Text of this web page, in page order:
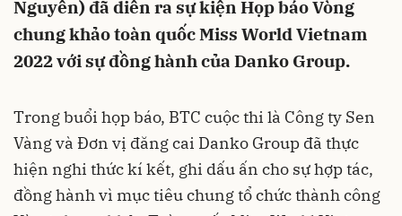
Nguyên) đã diễn ra sự kiện Họp báo Vòng
chung khảo toàn quốc Miss World Vietnam
2022 với sự đồng hành của Danko Group.
Trong buổi họp báo, BTC cuộc thi là Công ty Sen
Vàng và Đơn vị đăng cai Danko Group đã thực
hiện nghi thức kí kết, ghi dấu ấn cho sự hợp tác,
đồng hành vì mục tiêu chung tổ chức thành công